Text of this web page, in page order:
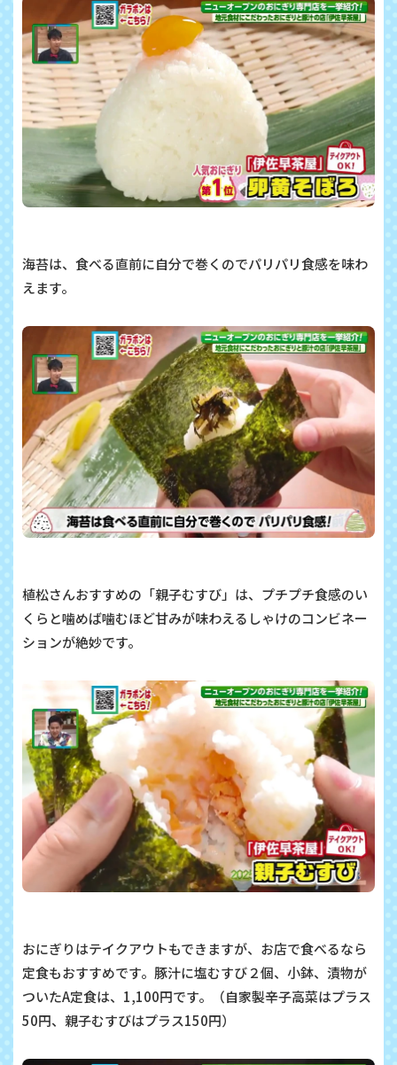
海苔は、食べる直前に自分で巻くのでパリパリ食感を味わ
えます。
植松さんおすすめの「親子むすび」は、プチプチ食感のい
くらと噛めば噛むほど甘みが味わえるしゃけのコンビネー
ションが絶妙です。
おにぎりはテイクアウトもできますが、お店で食べるなら
定食もおすすめです。豚汁に塩むすび２個、小鉢、漬物が
ついたA定食は、1,100円です。（自家製辛子高菜はプラス
50円、親子むすびはプラス150円）